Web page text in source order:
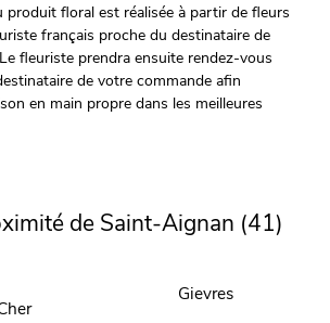
produit floral est réalisée à partir de fleurs
français proche du destinataire de
fleuriste prendra ensuite rendez-vous
de votre commande afin
en main propre dans les meilleures
de Saint-Aignan (41)
Gievres